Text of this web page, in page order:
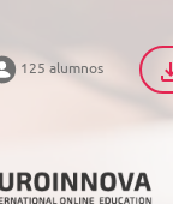
Certificados de
Profesionalidad
125 alumnos